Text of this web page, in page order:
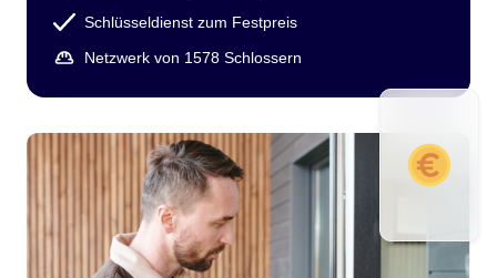
Schlüsseldienst zum Festpreis
Netzwerk von 1578 Schlossern